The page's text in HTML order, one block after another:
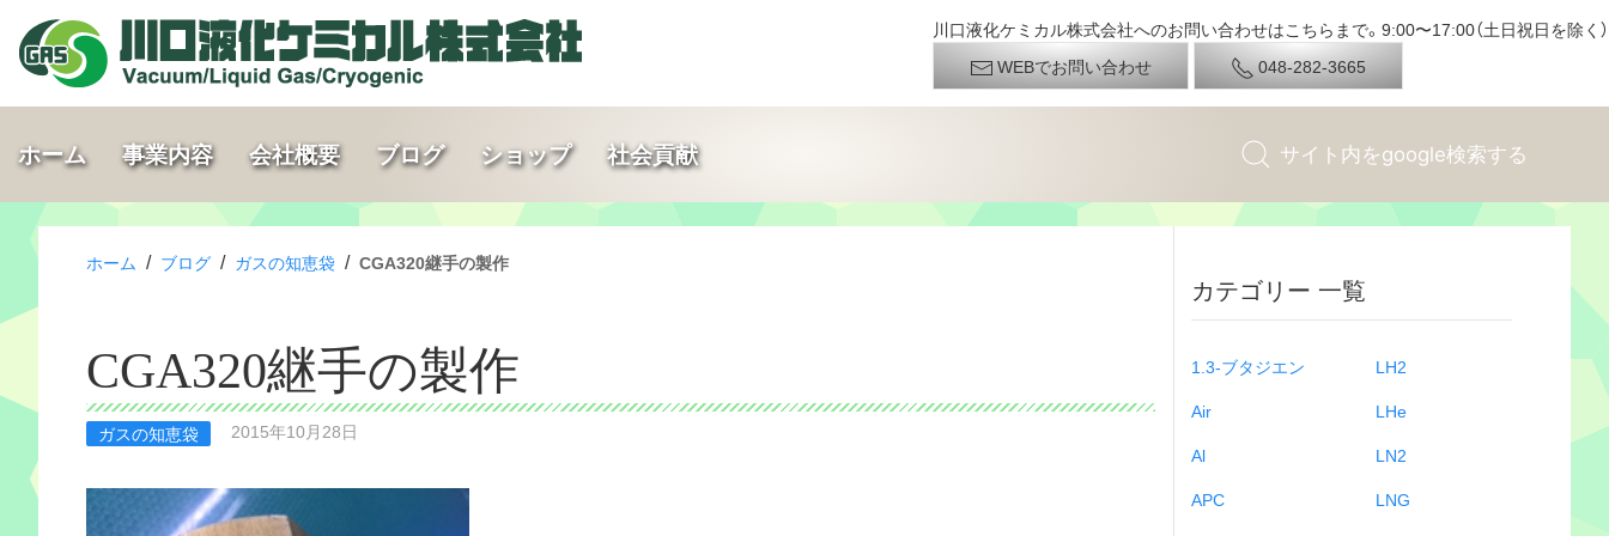
川口液化ケミカル株式会社へのお問い合わせはこちらまで。9:00〜17:00（土日祝日を除く）
WEBでお問い合わせ
048-282-3665
ホーム 事業内容 会社概要 ブログ ショップ 社会貢献
ホーム / ブログ / ガスの知恵袋 / CGA320継手の製作
CGA320継手の製作
ガスの知恵袋 2015年10月28日
カテゴリー 一覧
1.3-ブタジエン
Air
Al
APC
LH2
LHe
LN2
LNG